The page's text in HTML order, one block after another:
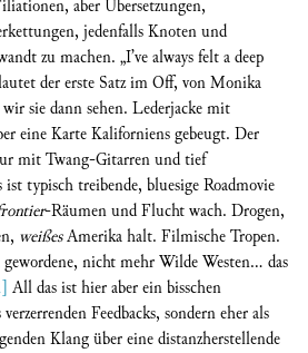
aber Übersetzungen,
jedenfalls Knoten und
zu machen. „I’ve always felt a deep
der erste Satz im Off, von Monika
sie dann sehen. Lederjacke mit
eine Karte Kaliforniens gebeugt. Der
mit Twang-Gitarren und tief
ist typisch treibende, bluesige Roadmovie
-Räumen und Flucht wach. Drogen,
weißesAmerika halt. Filmische Tropen.
nicht mehr Wilde Westen... das
All das ist hier aber ein bisschen
Feedbacks, sondern eher als
Klang über eine distanzherstellende